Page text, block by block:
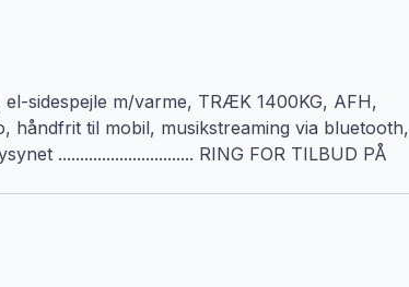
sidespejle m/varme, TRÆK 1400KG, AFH,
til mobil, musikstreaming via bluetooth,
............................... RING FOR TILBUD PÅ